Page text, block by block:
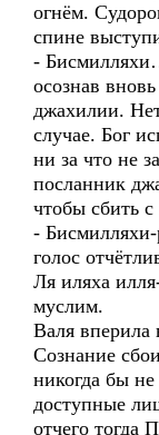
огнём.
спине
-
осознав
джахилии.
случае. Бог
ни за что не
посланник
чтобы сбить
-
голос
Ля иляха
муслим.
Валя вперила
Сознание
никогда бы
доступные
отчего тогда